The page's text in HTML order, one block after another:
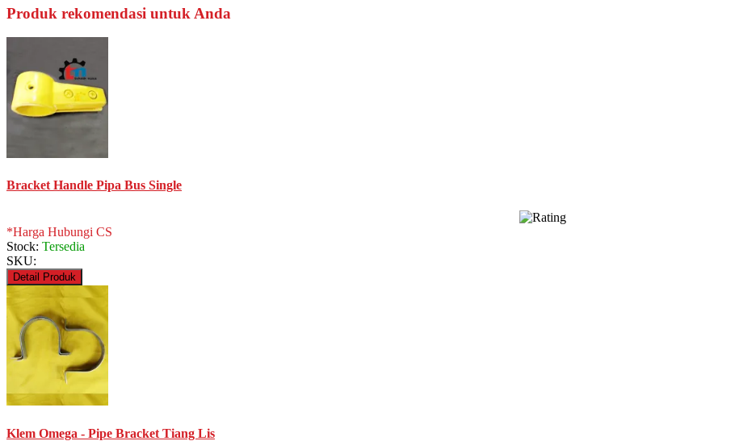
Produk rekomendasi untuk Anda
Bracket Handle Pipa Bus Single
*Harga Hubungi CS
Stock: Tersedia
SKU:
Detail Produk
Klem Omega - Pipe Bracket Tiang Lis